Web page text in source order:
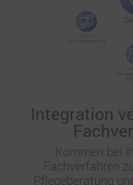
Integration
Kommen bei
Fachverfahren
Pflegeberatung